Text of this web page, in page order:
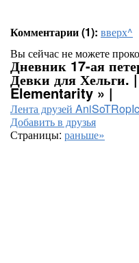
Комментарии (1): вверх^
Вы сейчас не можете
Дневник 17-ая
Девки для Хельги.
Elementarity » |
Лента друзей AniSoTRopIc
Добавить в друзья
Страницы: раньше»